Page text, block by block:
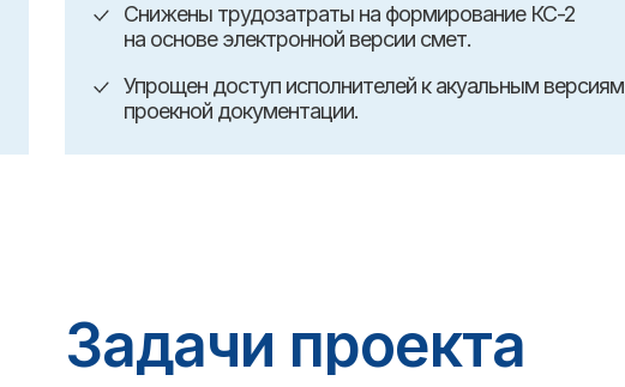
Упрощен доступ исполнителей к акуальным версиям
проекной документации.
Снижены трудозатраты на формирование КС-2
на основе электронной версии смет.
Задачи проекта